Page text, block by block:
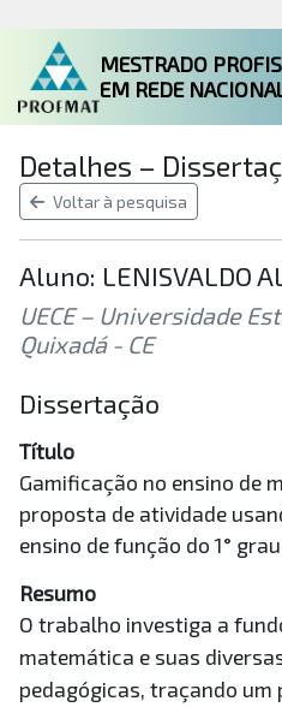
MESTRADO
EM REDE
Detalhes –
Voltar à pesquisa
Aluno: LENISVALDO
UECE – Universidade
Quixadá - CE
Dissertação
Título
Gamificação no ensino de
proposta de atividade
ensino de função do 1° grau
Resumo
O trabalho investiga a
matemática e suas
pedagógicas, traçando um